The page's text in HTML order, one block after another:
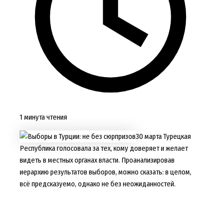
1 минута чтения
30 марта Турецкая
Республика голосовала за тех, кому доверяет и желает
видеть в местных органах власти. Проанализировав
иерархию результатов выборов, можно сказать: в целом,
всё предсказуемо, однако не без неожиданностей.